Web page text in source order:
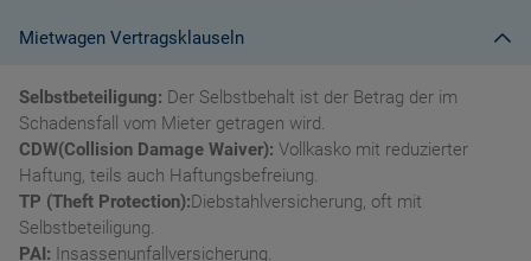
Mietwagen Vertragsklauseln
Selbstbeteiligung: Der Selbstbehalt ist der Betrag der im
Schadensfall vom Mieter getragen wird.
CDW(Collision Damage Waiver): Vollkasko mit reduzierter
Haftung, teils auch Haftungsbefreiung.
TP (Theft Protection):Diebstahlversicherung, oft mit
Selbstbeteiligung.
PAI: Insassenunfallversicherung.